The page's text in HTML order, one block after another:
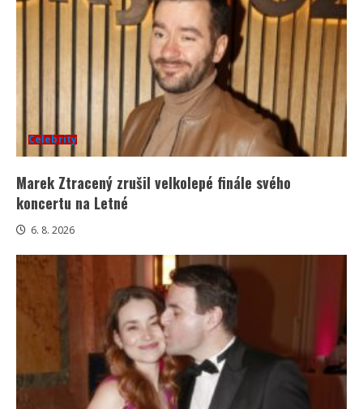
Celebrity
Marek Ztracený zrušil velkolepé finále svého
koncertu na Letné
6. 8. 2026